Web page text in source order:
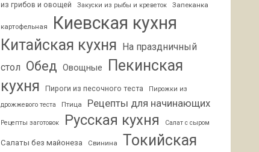
из грибов и овощей
Закуски из рыбы и креветок Запеканка
картофельная Киевская кухня
Китайская кухня На праздничный
стол Обед Овощные
Пекинская
кухня
Пироги из песочного теста
Пирожки из
дрожжевого теста
Птица Рецепты для начинающих
Рецепты заготовок Русская кухня Салат с сыром
Салаты без майонеза Свинина
Токийская